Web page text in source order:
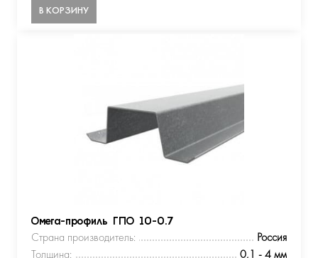
В КОРЗИНУ
Омега-профиль ГПО 10-0.7
Страна производитель:
Россия
Толщина:
0,1 - 4 мм